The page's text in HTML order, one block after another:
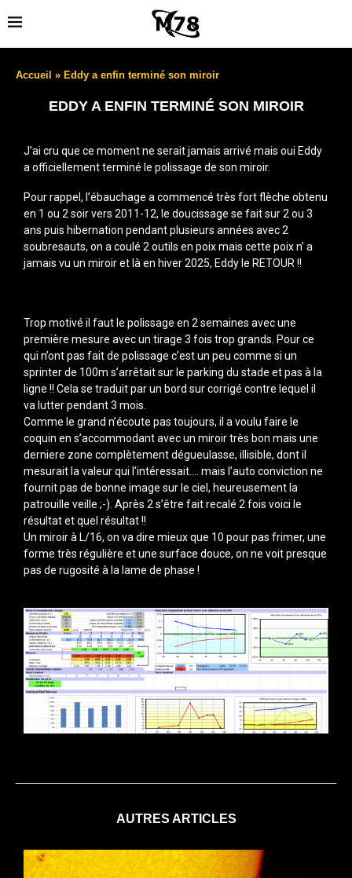
Accueil » Eddy a enfin terminé son miroir
EDDY A ENFIN TERMINÉ SON MIROIR
J’ai cru que ce moment ne serait jamais arrivé mais oui Eddy
a officiellement terminé le polissage de son miroir.
Pour rappel, l’ébauchage a commencé très fort flèche obtenu
en 1 ou 2 soir vers 2011-12, le doucissage se fait sur 2 ou 3
ans puis hibernation pendant plusieurs années avec 2
soubresauts, on a coulé 2 outils en poix mais cette poix n’ a
jamais vu un miroir et là en hiver 2025, Eddy le RETOUR !!
Trop motivé il faut le polissage en 2 semaines avec une
première mesure avec un tirage 3 fois trop grands. Pour ce
qui n’ont pas fait de polissage c’est un peu comme si un
sprinter de 100m s’arrêtait sur le parking du stade et pas à la
ligne !! Cela se traduit par un bord sur corrigé contre lequel il
va lutter pendant 3 mois.
Comme le grand n’écoute pas toujours, il a voulu faire le
coquin en s’accommodant avec un miroir très bon mais une
derniere zone complètement dégueulasse, illisible, dont il
mesurait la valeur qui l’intéressait…. mais l’auto conviction ne
fournit pas de bonne image sur le ciel, heureusement la
patrouille veille ;-). Après 2 s’être fait recalé 2 fois voici le
résultat et quel résultat !!
Un miroir à L/16, on va dire mieux que 10 pour pas frimer, une
forme très régulière et une surface douce, on ne voit presque
pas de rugosité à la lame de phase !
AUTRES ARTICLES